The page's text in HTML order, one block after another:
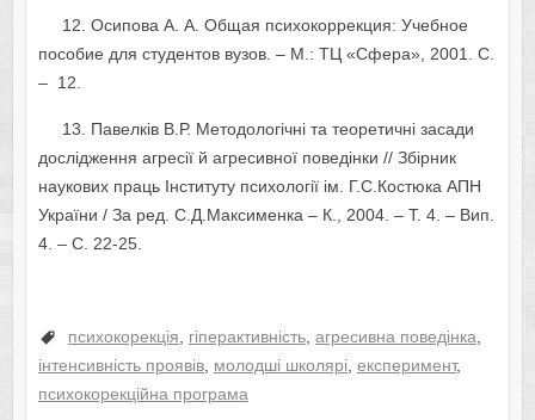
12. Осипова А. А. Общая психокоррекция: Учебное
пособие для студентов вузов. – М.: ТЦ «Сфера», 2001. С.
– 12.
13. Павелків В.Р. Методологічні та теоретичні засади
дослідження агресії й агресивної поведінки // Збірник
наукових праць Інституту психології ім. Г.С.Костюка АПН
України / За ред. С.Д.Максименка – К., 2004. – Т. 4. – Вип.
4. – С. 22-25.
психокорекція, гіперактивність, агресивна поведінка,
інтенсивність проявів, молодші школярі, експеримент,
психокорекційна програма